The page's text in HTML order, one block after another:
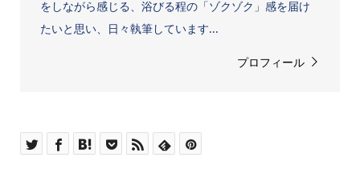
をしながら感じる、浴びる程の「ゾクゾク」感を届け
たいと思い、日々執筆しています...
プロフィール